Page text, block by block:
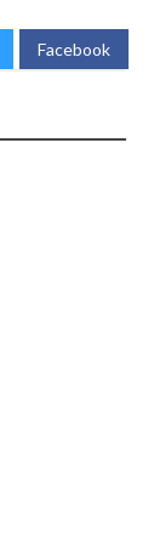
Facebook